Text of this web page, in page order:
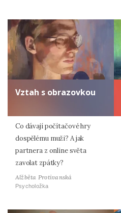
Vztah s obrazovkou
Co dávají počítačové hry
dospělému muži? A jak
partnera z online světa
zavolat zpátky?
Alžběta Protivanská
Psycholožka